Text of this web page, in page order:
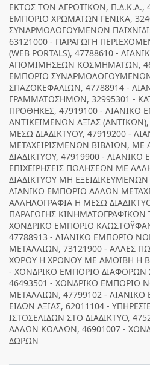
ΕΚΤΟΣ ΤΩΝ ΑΓΡΟΤΙΚΩΝ, Π.Δ.Κ.Α.,
ΕΜΠΟΡΙΟ ΧΡΩΜΑΤΩΝ ΓΕΝΙΚΑ,
ΣΥΝΑΡΜΟΛΟΓΟΥΜΕΝΩΝ
63121000 - ΠΑΡΑΓΩΓΗ
(WEB PORTALS), 47788610 -
ΑΠΟΜΙΜΗΣΕΩΝ ΚΟΣΜΗΜΑΤΩΝ,
ΕΜΠΟΡΙΟ ΣΥΝΑΡΜΟΛΟΓΟΥΜΕΝΩΝ
ΣΠΑΖΟΚΕΦΑΛΙΩΝ, 47788914 -
ΓΡΑΜΜΑΤΟΣΗΜΩΝ, 32995301 -
ΠΡΟΘΗΚΕΣ, 47919100 - ΛΙΑΝΙΚΟ
ΑΝΤΙΚΕΙΜΕΝΩΝ ΑΞΙΑΣ
ΜΕΣΩ ΔΙΑΔΙΚΤΥΟΥ, 47919200 -
ΜΕΤΑΧΕΙΡΙΣΜΕΝΩΝ ΒΙΒΛΙΩΝ,
ΔΙΑΔΙΚΤΥΟΥ, 47919900 -
ΕΠΙΧΕΙΡΗΣΕΙΣ ΠΩΛΗΣΕΩΝ ΜΕ
ΔΙΑΔΙΚΤΥΟΥ ΜΗ
ΛΙΑΝΙΚΟ ΕΜΠΟΡΙΟ ΑΛΛΩΝ
ΑΛΛΗΛΟΓΡΑΦΙΑ Η ΜΕΣΩ
ΠΑΡΑΓΩΓΗΣ ΚΙΝΗΜΑΤΟΓΡΑΦΙΚΩΝ
ΧΟΝΔΡΙΚΟ ΕΜΠΟΡΙΟ
47788913 - ΛΙΑΝΙΚΟ ΕΜΠΟΡΙΟ
ΜΕΤΑΛΛΙΩΝ, 73121900 - ΑΛΛΕΣ
ΧΩΡΟΥ Η ΧΡΟΝΟΥ ΜΕ ΑΜΟΙΒΗ Η
- ΧΟΝΔΡΙΚΟ ΕΜΠΟΡΙΟ ΔΙΑΦΟΡΩΝ
46493501 - ΧΟΝΔΡΙΚΟ ΕΜΠΟΡΙΟ
ΜΕΤΑΛΛΙΩΝ, 47799102 -
ΕΙΔΩΝ ΑΞΙΑΣ, 62011104 -
ΙΣΤΟΣΕΛΙΔΩΝ ΣΤΟ ΔΙΑΔΙΚΤΥΟ,
ΑΛΛΩΝ ΚΟΛΛΩΝ, 46901007 -
ΔΩΡΩΝ